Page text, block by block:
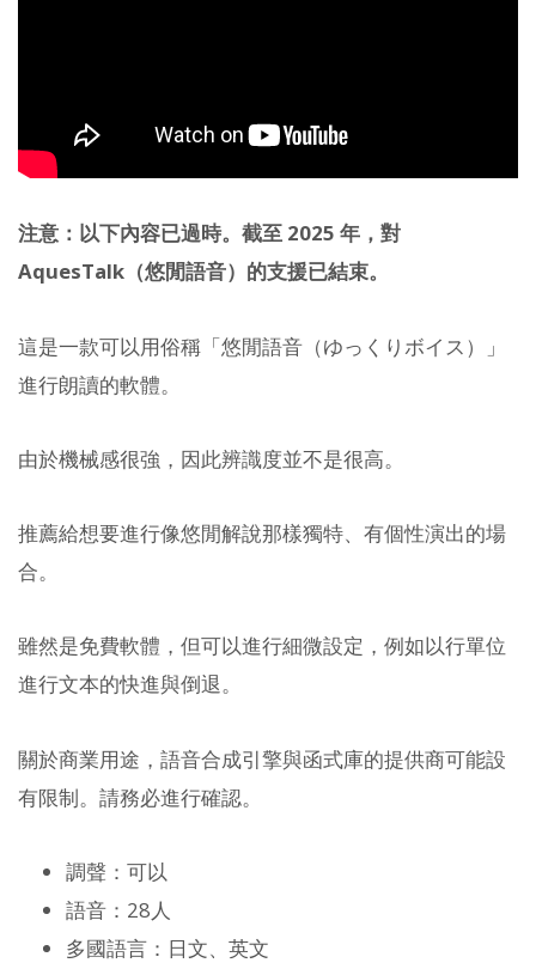
注意：以下內容已過時。截至 2025 年，對
AquesTalk（悠閒語音）的支援已結束。
這是一款可以用俗稱「悠閒語音（ゆっくりボイス）」
進行朗讀的軟體。
由於機械感很強，因此辨識度並不是很高。
推薦給想要進行像悠閒解說那樣獨特、有個性演出的場
合。
雖然是免費軟體，但可以進行細微設定，例如以行單位
進行文本的快進與倒退。
關於商業用途，語音合成引擎與函式庫的提供商可能設
有限制。請務必進行確認。
調聲：可以
語音：28人
多國語言：日文、英文